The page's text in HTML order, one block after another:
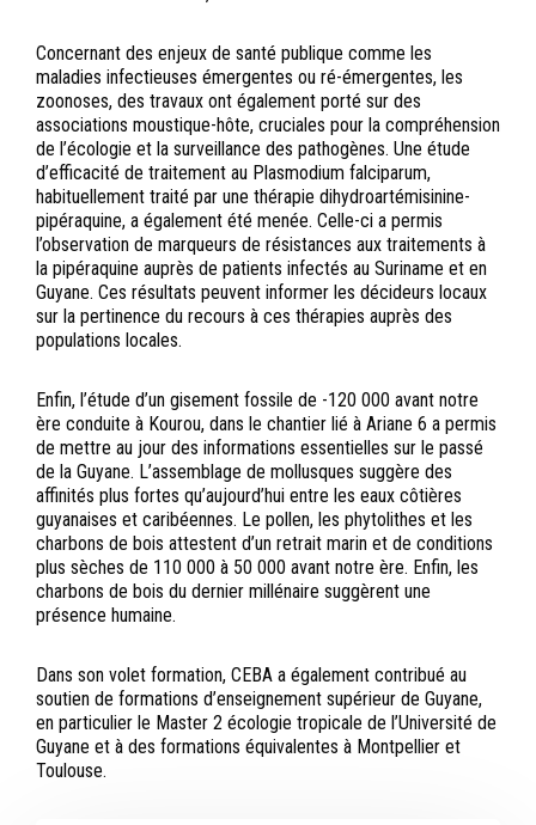
Concernant des enjeux de santé publique comme les
maladies infectieuses émergentes ou ré-émergentes, les
zoonoses, des travaux ont également porté sur des
associations moustique-hôte, cruciales pour la compréhension
de l’écologie et la surveillance des pathogènes. Une étude
d’efficacité de traitement au Plasmodium falciparum,
habituellement traité par une thérapie dihydroartémisinine-
pipéraquine, a également été menée. Celle-ci a permis
l’observation de marqueurs de résistances aux traitements à
la pipéraquine auprès de patients infectés au Suriname et en
Guyane. Ces résultats peuvent informer les décideurs locaux
sur la pertinence du recours à ces thérapies auprès des
populations locales.
Enfin, l’étude d’un gisement fossile de -120 000 avant notre
ère conduite à Kourou, dans le chantier lié à Ariane 6 a permis
de mettre au jour des informations essentielles sur le passé
de la Guyane. L’assemblage de mollusques suggère des
affinités plus fortes qu’aujourd’hui entre les eaux côtières
guyanaises et caribéennes. Le pollen, les phytolithes et les
charbons de bois attestent d’un retrait marin et de conditions
plus sèches de 110 000 à 50 000 avant notre ère. Enfin, les
charbons de bois du dernier millénaire suggèrent une
présence humaine.
Dans son volet formation, CEBA a également contribué au
soutien de formations d’enseignement supérieur de Guyane,
en particulier le Master 2 écologie tropicale de l’Université de
Guyane et à des formations équivalentes à Montpellier et
Toulouse.